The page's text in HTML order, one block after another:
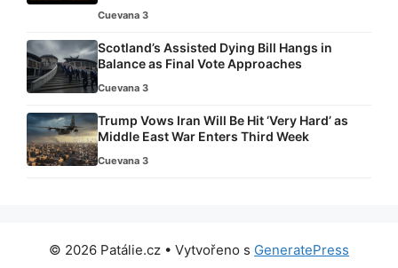
Cuevana 3
Scotland’s Assisted Dying Bill Hangs in
Balance as Final Vote Approaches
Cuevana 3
Trump Vows Iran Will Be Hit ‘Very Hard’ as
Middle East War Enters Third Week
Cuevana 3
© 2026 Patálie.cz • Vytvořeno s GeneratePress